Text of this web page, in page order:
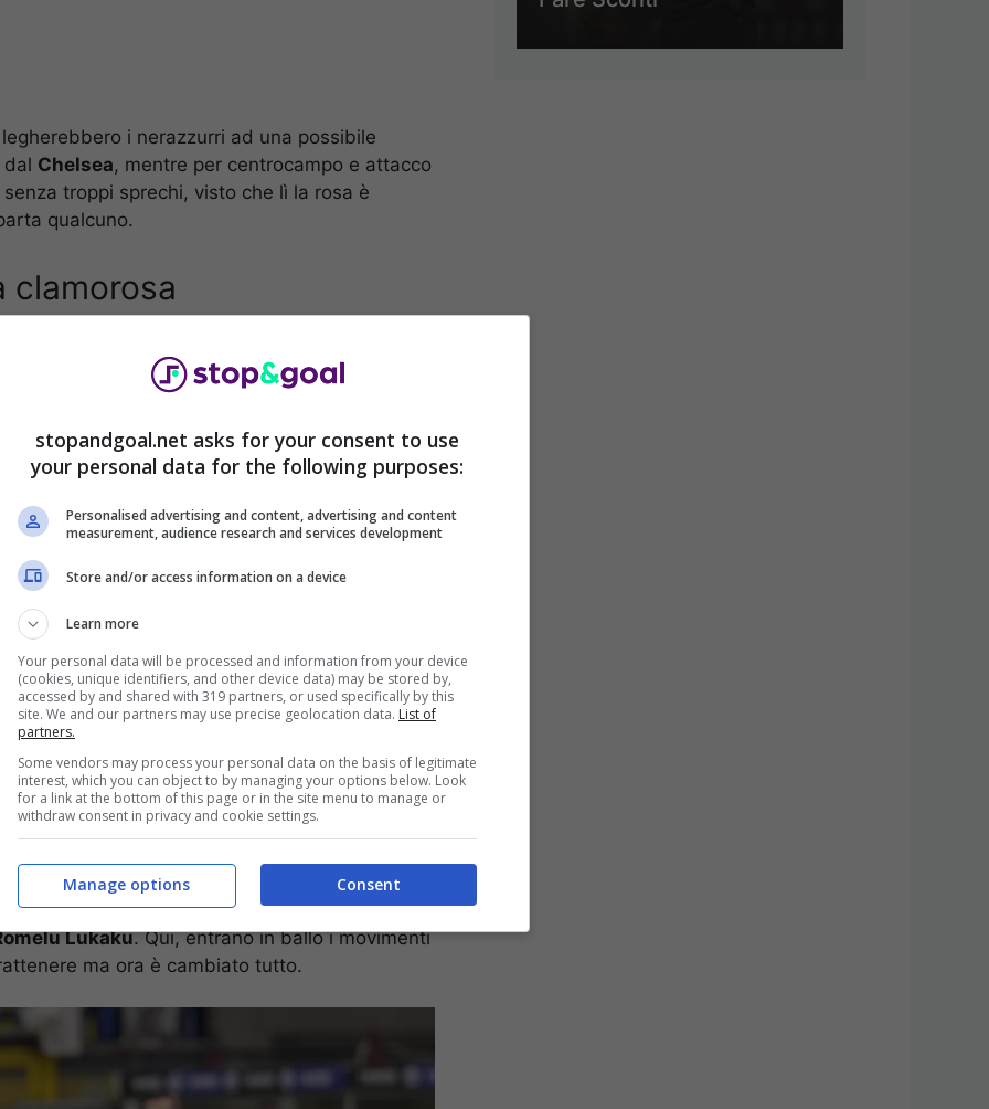
i nerazzurri ad una possibile
dal Chelsea, mentre per centrocampo e attacco
troppi sprechi, visto che lì la rosa è
qualcuno.
clamorosa
e il risvegliarsi di squadre estere con
da lì che si pensa possano arrivare richieste di
Martinez
economico soddisfacente con l’Inter e quindi
2023. Ecco perché la priorità viene data alla
restare così a meno di voler trovare una
qualcun altro. E forse, ecco la buona notizia, si
Lukaku. Qui, entrano in ballo i movimenti
ma ora è cambiato tutto.
stopandgoal.net asks for your consent to use
your personal data for the following purposes:
Personalised advertising and content, advertising and content
measurement, audience research and services development
Store and/or access information on a device
Learn more
Your personal data will be processed and information from your device
(cookies, unique identifiers, and other device data) may be stored by,
accessed by and shared with 319 partners, or used specifically by this
site. We and our partners may use precise geolocation data. List of
partners.
Some vendors may process your personal data on the basis of legitimate
interest, which you can object to by managing your options below. Look
for a link at the bottom of this page or in the site menu to manage or
withdraw consent in privacy and cookie settings.
Consent
Manage options